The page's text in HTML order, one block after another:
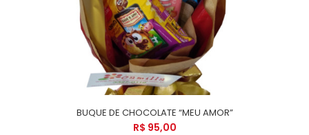
BUQUE DE CHOCOLATE “MEU AMOR”
R$ 95,00